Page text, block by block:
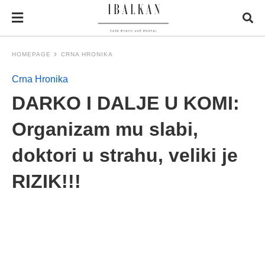
HOMEPAGE CRNA HRONIKA
Crna Hronika
DARKO I DALJE U KOMI:
Organizam mu slabi,
doktori u strahu, veliki je
RIZIK!!!